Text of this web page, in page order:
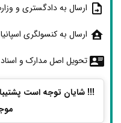
ارسال به دادگستری و
ارسال به کنسولگری اسپانیا
تحویل اصل مدارک و
!!! شایان توجه است